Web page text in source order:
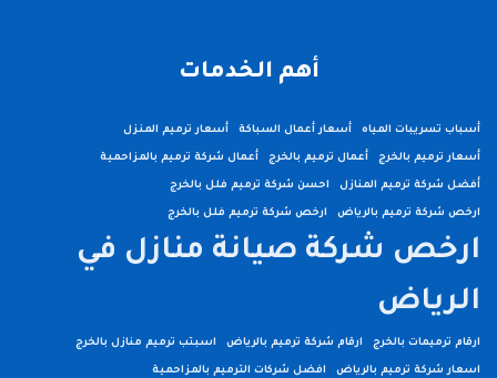
أهم الخدمات
أسباب تسريبات المياه أسعار أعمال السباكة أسعار ترميم المنزل
أسعار ترميم بالخرج أعمال ترميم بالخرج أعمال شركة ترميم بالمزاحمية
أفضل شركة ترميم المنازل احسن شركة ترميم فلل بالخرج
ارخص شركة ترميم بالرياض ارخص شركة ترميم فلل بالخرج
ارخص شركة صيانة منازل في
الرياض
ارقام ترميمات بالخرج ارقام شركة ترميم بالرياض اسبتب ترميم منازل بالخرج
اسعار شركة ترميم بالرياض افضل شركات الترميم بالمزاحمية